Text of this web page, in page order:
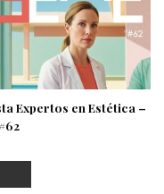
Expertos en Estética –